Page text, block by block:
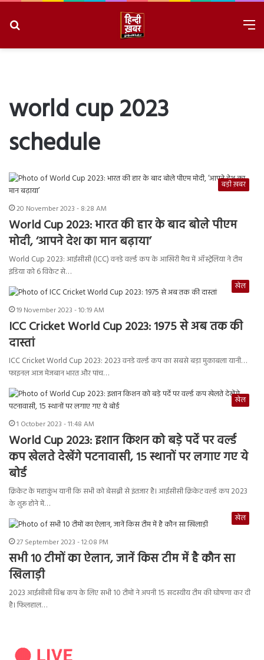
world cup 2023
schedule
बड़ी ख़बर
20 November 2023 - 8:28 AM
World Cup 2023: भारत की हार के बाद बोले पीएम
मोदी, ‘आपने देश का मान बढ़ाया’
World Cup 2023: आईसीसी (ICC) वनडे वर्ल्ड कप के आखिरी मैच में ऑस्ट्रेलिया ने टीम
इंडिया को 6 विकेट से…
खेल
19 November 2023 - 10:19 AM
ICC Cricket World Cup 2023: 1975 से अब तक की
दास्तां
ICC Cricket World Cup 2023: 2023 वनडे वर्ल्ड कप का सबसे बड़ा मुकाबला यानी…
फाइनल आज मेजबान भारत और पांच…
खेल
1 October 2023 - 11:48 AM
World Cup 2023: इशान किशन को बड़े पर्दे पर वर्ल्ड
कप खेलते देखेंगे पटनावासी, 15 स्थानों पर लगाए गए ये
बोर्ड
क्रिकेट के महाकुंभ यानी कि सभी को बेसब्री से इंतजार है। आईसीसी क्रिकेट वर्ल्ड कप 2023
के शुरू होने में…
खेल
27 September 2023 - 12:08 PM
सभी 10 टीमों का ऐलान, जानें किस टीम में है कौन सा
खिलाड़ी
2023 आईसीसी विश्व कप के लिए सभी 10 टीमों ने अपनी 15 सदस्यीय टीम की घोषणा कर दी
है। फिलहाल…